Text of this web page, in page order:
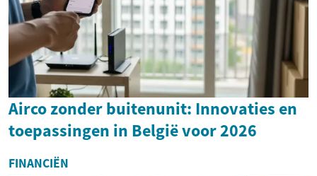
Airco zonder buitenunit: Innovaties en
toepassingen in België voor 2026
FINANCIËN